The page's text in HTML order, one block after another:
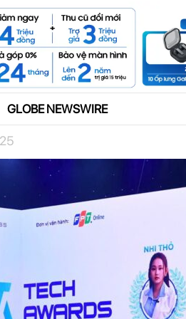
cáo
GLOBE NEWSWIRE